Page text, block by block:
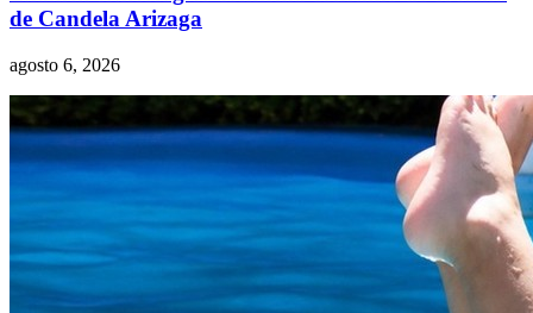
de Candela Arizaga
agosto 6, 2026